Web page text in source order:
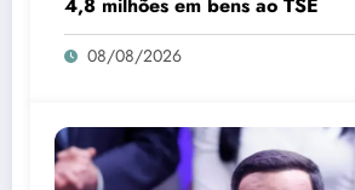
08/08/2026